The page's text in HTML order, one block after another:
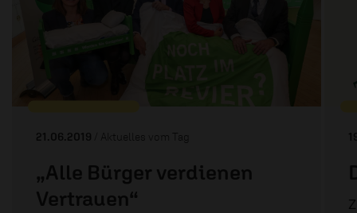
21.06.2019 / Aktuelles vom Tag
„Alle Bürger verdienen
Vertrauen“